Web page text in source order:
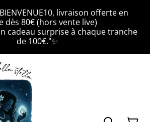
livraison offerte en
dès 80€ (hors vente live)
cadeau surprise à chaque tranche
de 100€."✨